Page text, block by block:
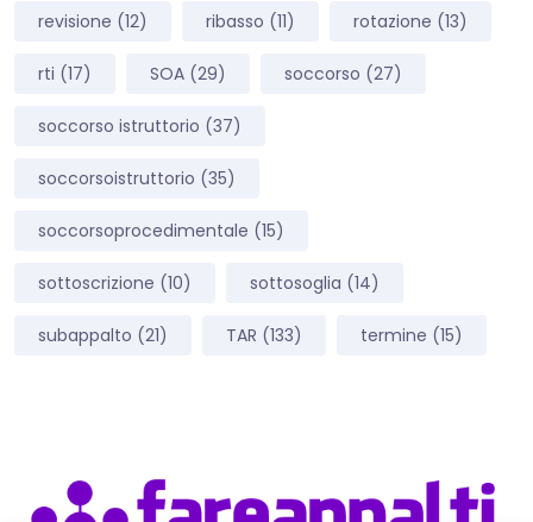
revisione (12) ribasso (11) rotazione (13)
rti (17) SOA (29) soccorso (27)
soccorso istruttorio (37)
soccorsoistruttorio (35)
soccorsoprocedimentale (15)
sottoscrizione (10) sottosoglia (14)
subappalto (21) TAR (133) termine (15)